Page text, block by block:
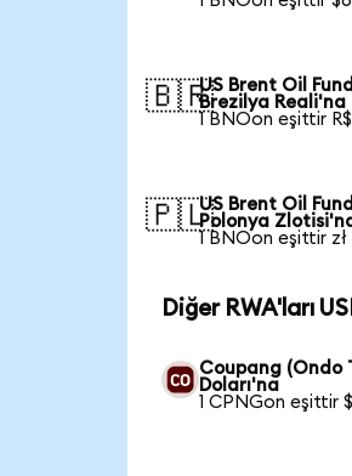
🇧🇷US Brent Oil
Brezilya Reali'na
1 BNOon eşittir
🇵🇱US Brent Oil
Polonya
1 BNOon eşittir zł
Diğer RWA'ları
Coupang (Ondo
Doları'na
1 CPNGon eşittir